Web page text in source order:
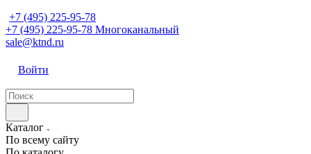
+7 (495) 225-95-78
+7 (495) 225-95-78 Многоканальный
sale@ktnd.ru
Войти
Каталог
По всему сайту